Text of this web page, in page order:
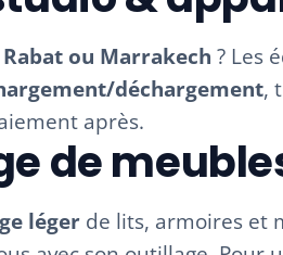
ou Marrakech ? Les
déchargement,
après.
de
léger de lits, armoires et